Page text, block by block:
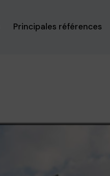
Principales références